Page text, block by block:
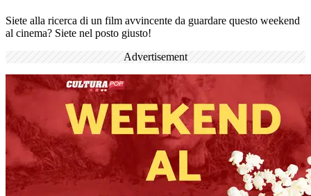
Siete alla ricerca di un film avvincente da guardare questo weekend
al cinema? Siete nel posto giusto!
Advertisement